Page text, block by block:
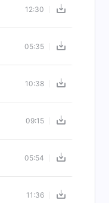
12:30
05:35
10:38
09:15
05:54
11:36